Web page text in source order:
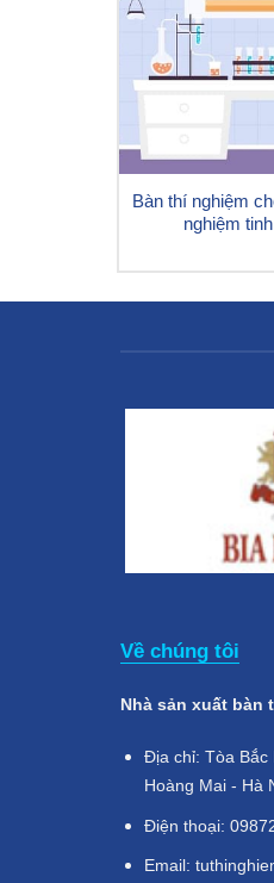
Bàn thí nghiệm
nghiệm
Về chúng tôi
Nhà sản xuất bàn
Địa chỉ: Tòa Bắc
Hoàng Mai - Hà
Điện thoại:
Email: